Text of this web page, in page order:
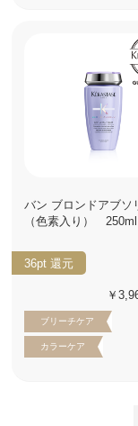
バン ブロンドアブソ
（色素入り） 250ml
36pt 還元
￥
ブリーチケア
カラーケア